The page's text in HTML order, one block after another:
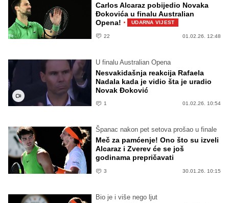
Carlos Alcaraz pobijedio Novaka
Đokovića u finalu Australian
Opena! · UDARNA VIJEST
22 01.02.26. 12:48
U finalu Australian Opena
Nesvakidašnja reakcija Rafaela
Nadala kada je vidio šta je uradio
Novak Đoković
1 01.02.26. 10:54
Španac nakon pet setova prošao u finale
Meč za pamćenje! Ono što su izveli
Alcaraz i Zverev će se još
godinama prepričavati
3 30.01.26. 10:15
Bio je i više nego ljut